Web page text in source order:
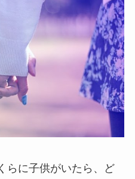
らに子供がいたら、ど